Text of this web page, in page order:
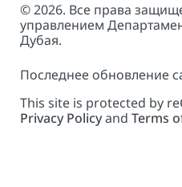
© 2026. Все права
управлением
Дубая.
Последнее обновление
This site is protected by
Privacy Policyand Terms